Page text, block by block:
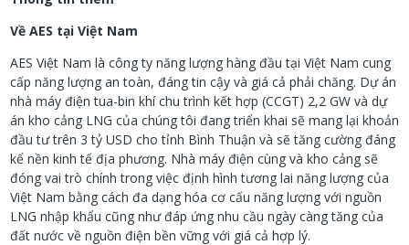
Về AES tại Việt Nam
AES Việt Nam là công ty năng lượng hàng đầu tại Việt Nam cung
cấp năng lượng an toàn, đáng tin cậy và giá cả phải chăng. Dự án
nhà máy điện tua-bin khí chu trình kết hợp (CCGT) 2,2 GW và dự
án kho cảng LNG của chúng tôi đang triển khai sẽ mang lại khoản
đầu tư trên 3 tỷ USD cho tỉnh Bình Thuận và sẽ tăng cường đáng
kể nền kinh tế địa phương. Nhà máy điện cùng và kho cảng sẽ
đóng vai trò chính trong việc định hình tương lai năng lượng của
Việt Nam bằng cách đa dạng hóa cơ cấu năng lượng với nguồn
LNG nhập khẩu cũng như đáp ứng nhu cầu ngày càng tăng của
đất nước về nguồn điện bền vững với giá cả hợp lý.